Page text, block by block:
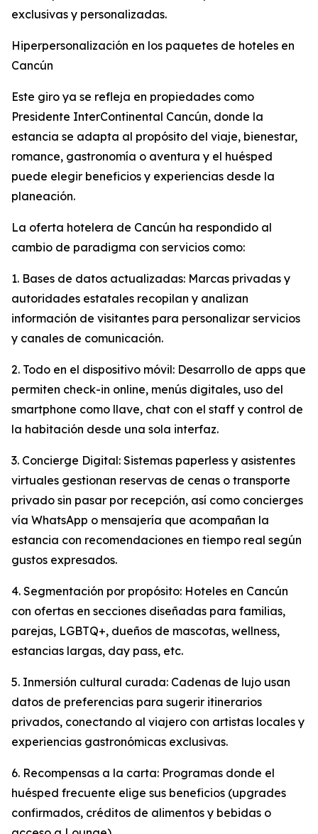
exclusivas y personalizadas.
Hiperpersonalización en los paquetes de hoteles en
Cancún
Este giro ya se refleja en propiedades como
Presidente InterContinental Cancún, donde la
estancia se adapta al propósito del viaje, bienestar,
romance, gastronomía o aventura y el huésped
puede elegir beneficios y experiencias desde la
planeación.
La oferta hotelera de Cancún ha respondido al
cambio de paradigma con servicios como:
1. Bases de datos actualizadas: Marcas privadas y
autoridades estatales recopilan y analizan
información de visitantes para personalizar servicios
y canales de comunicación.
2. Todo en el dispositivo móvil: Desarrollo de apps que
permiten check-in online, menús digitales, uso del
smartphone como llave, chat con el staff y control de
la habitación desde una sola interfaz.
3. Concierge Digital: Sistemas paperless y asistentes
virtuales gestionan reservas de cenas o transporte
privado sin pasar por recepción, así como concierges
vía WhatsApp o mensajería que acompañan la
estancia con recomendaciones en tiempo real según
gustos expresados.
4. Segmentación por propósito: Hoteles en Cancún
con ofertas en secciones diseñadas para familias,
parejas, LGBTQ+, dueños de mascotas, wellness,
estancias largas, day pass, etc.
5. Inmersión cultural curada: Cadenas de lujo usan
datos de preferencias para sugerir itinerarios
privados, conectando al viajero con artistas locales y
experiencias gastronómicas exclusivas.
6. Recompensas a la carta: Programas donde el
huésped frecuente elige sus beneficios (upgrades
confirmados, créditos de alimentos y bebidas o